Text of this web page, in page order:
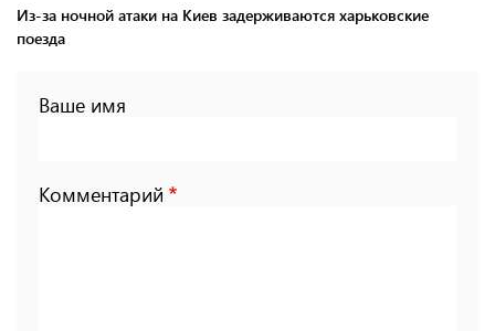
Из-за ночной атаки на Киев задерживаются харьковские
поезда
Ваше имя
Комментарий